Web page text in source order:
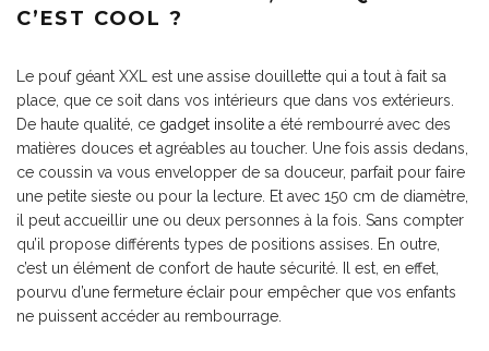
C’EST COOL ?
Le pouf géant XXL est une assise douillette qui a tout à fait sa
place, que ce soit dans vos intérieurs que dans vos extérieurs.
De haute qualité, ce gadget insolite a été rembourré avec des
matières douces et agréables au toucher. Une fois assis dedans,
ce coussin va vous envelopper de sa douceur, parfait pour faire
une petite sieste ou pour la lecture. Et avec 150 cm de diamètre,
il peut accueillir une ou deux personnes à la fois. Sans compter
qu’il propose différents types de positions assises. En outre,
c’est un élément de confort de haute sécurité. Il est, en effet,
pourvu d’une fermeture éclair pour empêcher que vos enfants
ne puissent accéder au rembourrage.